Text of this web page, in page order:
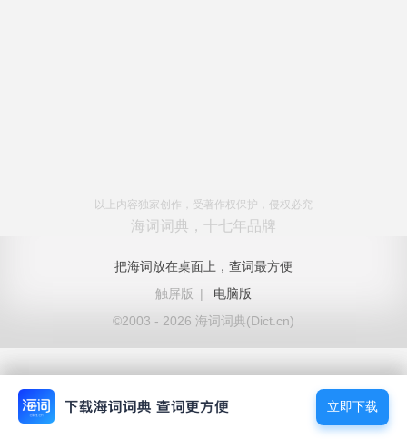
以上内容独家创作，受著作权保护，侵权必究
海词词典，十七年品牌
把海词放在桌面上，查词最方便
触屏版
|
电脑版
©2003 - 2026 海词词典(Dict.cn)
立即下载
立即下载